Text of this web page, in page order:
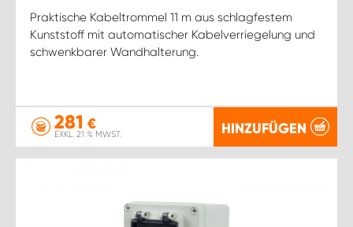
Praktische Kabeltrommel 11 m aus schlagfestem
Kunststoff mit automatischer Kabelverriegelung und
schwenkbarer Wandhalterung.
281 €
EXKL. 21 % MWST. HINZUFÜGEN